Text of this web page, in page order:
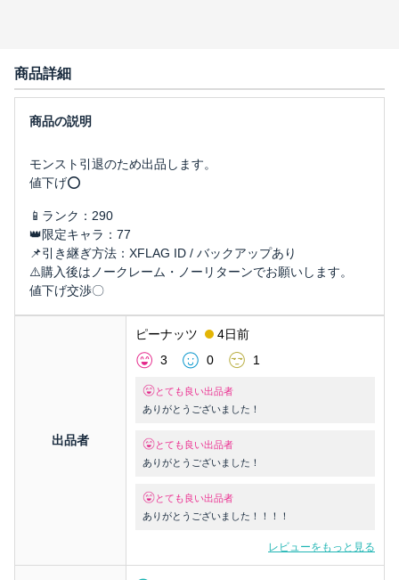
商品詳細
モンスト引退のため出品します。
値下げ⭕️
📱ランク：290
👑限定キャラ：77
📌引き継ぎ方法：XFLAG ID / バックアップあり
⚠️購入後はノークレーム・ノーリターンでお願いします。
値下げ交渉〇
出品者
ピーナッツ
4日前
3
0 1
とても良い出品者
ありがとうございました！
とても良い出品者
ありがとうございました！
とても良い出品者
ありがとうございました！！！！
レビューをもっと見る